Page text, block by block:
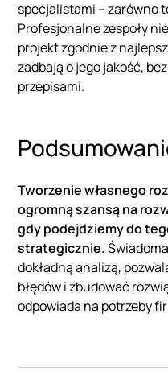
specjalistami – zarówno
Profesjonalne zespoły
projekt zgodnie z
zadbają o jego jakość,
przepisami.
Tworzenie własnego
ogromną szansą na
gdy podejdziemy do
strategicznie.
dokładną analizą,
błędów i zbudować
odpowiada na potrzeby